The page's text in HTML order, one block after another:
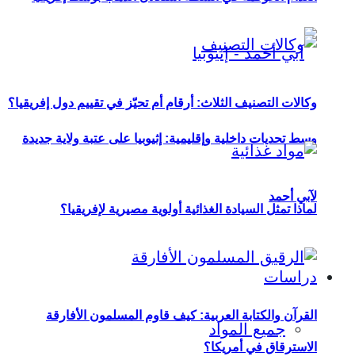
وسط تحديات داخلية وإقليمية: إثيوبيا على عتبة ولاية جديدة
لآبي أحمد
دراسات
جميع المواد
وكالات التصنيف الثلاث: أرقام أم تحيّز في تقييم دول إفريقيا؟
لماذا تمثل السيادة الغذائية أولوية مصيرية لإفريقيا؟
القرآن والكتابة العربية: كيف قاوم المسلمون الأفارقة
الاسترقاق في أمريكا؟